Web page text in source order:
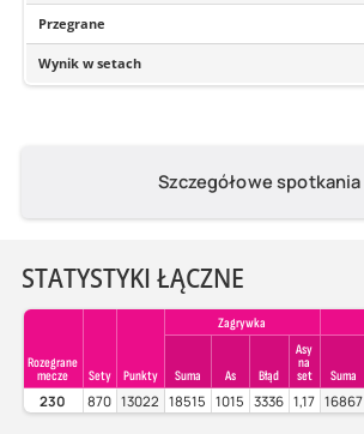
Przegrane
Wynik w setach
Szczegółowe spotkania
STATYSTYKI ŁĄCZNE
Rozegrane
mecze
Sety Punkty
Zagrywka
Suma As Błąd
Asy
na
set
Suma
230 870 13022 18515 1015 3336 1,17 16867